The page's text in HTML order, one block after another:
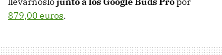
879,00 euros.